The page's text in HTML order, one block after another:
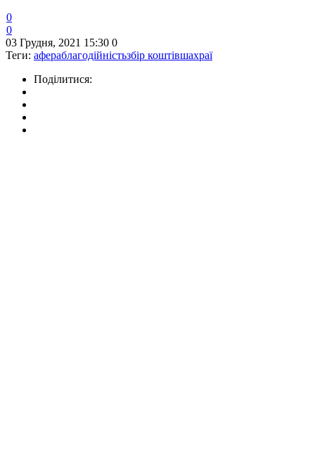
0
0
03 Грудня, 2021 15:30 0
Теги: афераблагодійністьзбір коштівшахраї
Поділитися: